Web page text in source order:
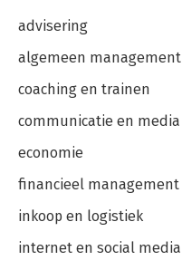
advisering
algemeen management
coaching en trainen
communicatie en media
economie
financieel management
inkoop en logistiek
internet en social media